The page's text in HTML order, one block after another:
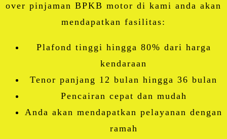
over pinjaman BPKB motor di kami anda akan
mendapatkan fasilitas:
Plafond tinggi hingga 80% dari harga
kendaraan
Tenor panjang 12 bulan hingga 36 bulan
Pencairan cepat dan mudah
Anda akan mendapatkan pelayanan dengan
ramah